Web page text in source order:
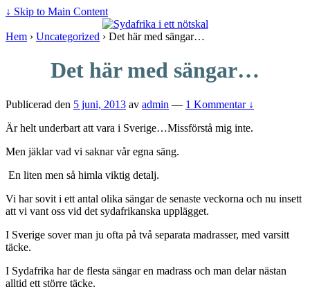
↓ Skip to Main Content
Hem › Uncategorized › Det här med sängar…
Det här med sängar…
Publicerad den 5 juni, 2013 av admin — 1 Kommentar ↓
Är helt underbart att vara i Sverige…Missförstå mig inte.
Men jäklar vad vi saknar vår egna säng.
En liten men så himla viktig detalj.
Vi har sovit i ett antal olika sängar de senaste veckorna och nu insett
att vi vant oss vid det sydafrikanska upplägget.
I Sverige sover man ju ofta på två separata madrasser, med varsitt
täcke.
I Sydafrika har de flesta sängar en madrass och man delar nästan
alltid ett större täcke.